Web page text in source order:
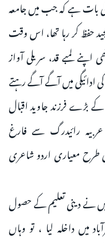
سن 1994-1992ء کی بات ہے کہ جب میں جامعہ
حفظ کر رہا تھا، اس وقت
لمبے قد، سریلی آواز
میں آگے آگے رہتے
بڑے فرزند جاوید اقبال
عربیہ رائیدرگ سے فارغ
طرح معیاری اردو شاعری
میں نے دینی تعلیم کے حصول
میں داخلہ لیا ، تو وہاں